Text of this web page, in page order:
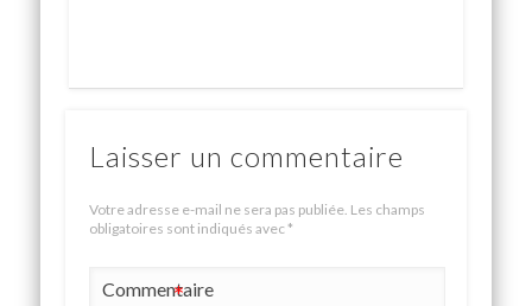
Laisser un commentaire
Votre adresse e-mail ne sera pas publiée. Les champs
obligatoires sont indiqués avec*
Commentaire
*